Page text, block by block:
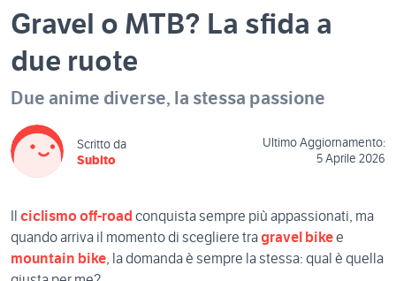
Gravel o MTB? La sfida a
due ruote
Due anime diverse, la stessa passione
Scritto da
Subito
Ultimo Aggiornamento:
5 Aprile 2026
ciclismo off-road conquista sempre più appassionati, ma
quando arriva il momento di scegliere tragravel bikee
mountain bike , la domanda è sempre la stessa: qual è quella